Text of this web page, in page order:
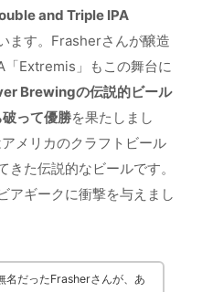
and Triple IPA
ます。Frasherさんが醸造
Extremis」もこの舞台に
Brewingの伝説的ビール
って優勝を果たしまし
メリカのクラフトビール
た伝説的なビールです。
アギークに衝撃を与えまし
名だったFrasherさんが、あ